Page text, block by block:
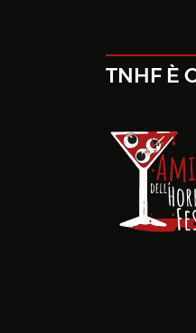
TNHF È